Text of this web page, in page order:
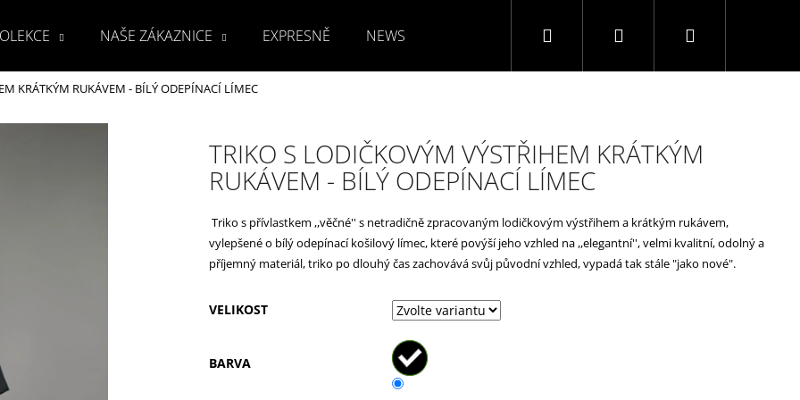
NAŠE ZÁKAZNICE EXPRESNĚ NEWS KONTAKTY NAPIŠTE NÁM
Hledat PřihlášeníNákupní
KRÁTKÝM RUKÁVEM - BÍLÝ ODEPÍNACÍ LÍMEC
TRIKO S LODIČKOVÝM VÝSTŘIHEM KRÁTKÝM
RUKÁVEM - BÍLÝ ODEPÍNACÍ LÍMEC
Triko s přívlastkem ,,věčné'' s netradičně zpracovaným lodičkovým výstřihem a krátkým rukávem,
vylepšené o bílý odepínací košilový límec, které povýší jeho vzhled na ,,elegantní'', velmi kvalitní, odolný a
příjemný materiál, triko po dlouhý čas zachovává svůj původní vzhled, vypadá tak stále "jako nové".
VELIKOST
BARVA
Co potřebujete najít?
HLEDAT